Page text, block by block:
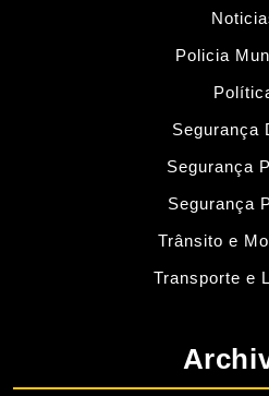
Policia
Segurança
Segurança
Segurança
Trânsito e
Transporte e